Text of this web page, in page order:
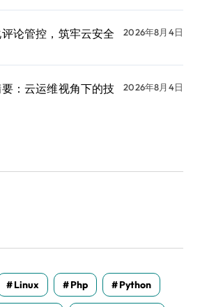
论管控，筑牢云安全
2026年8月4日
：云运维视角下的技
2026年8月4日
Linux Php Python